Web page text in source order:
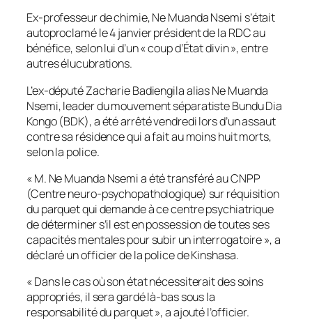
Ex-professeur de chimie, Ne Muanda Nsemi s’était
autoproclamé le 4 janvier président de la RDC au
bénéfice, selon lui d’un « coup d’État divin », entre
autres élucubrations.
L’ex-député Zacharie Badiengila alias Ne Muanda
Nsemi, leader du mouvement séparatiste Bundu Dia
Kongo (BDK), a été arrêté vendredi lors d’un assaut
contre sa résidence qui a fait au moins huit morts,
selon la police.
« M. Ne Muanda Nsemi a été transféré au CNPP
(Centre neuro-psychopathologique) sur réquisition
du parquet qui demande à ce centre psychiatrique
de déterminer s’il est en possession de toutes ses
capacités mentales pour subir un interrogatoire », a
déclaré un officier de la police de Kinshasa.
« Dans le cas où son état nécessiterait des soins
appropriés, il sera gardé là-bas sous la
responsabilité du parquet », a ajouté l’officier.